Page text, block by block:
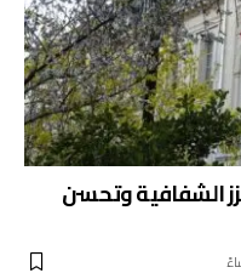
الشفافية وتحسن